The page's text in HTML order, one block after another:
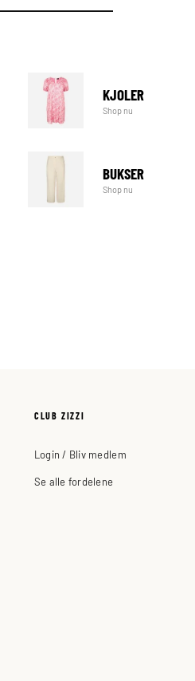
KJOLER
Shop nu
BUKSER
Shop nu
CLUB ZIZZI
Login / Bliv medlem
Se alle fordelene